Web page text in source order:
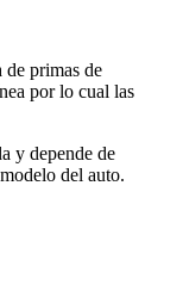
de primas de
por lo cual las
y depende de
del auto.